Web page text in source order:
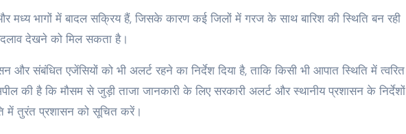
मध्य भागों में बादल सक्रिय हैं, जिसके कारण कई जिलों में गरज के साथ बारिश की स्थिति बन रही
देखने को मिल सकता है।
और संबंधित एजेंसियों को भी अलर्ट रहने का निर्देश दिया है, ताकि किसी भी आपात स्थिति में त्वरित
की है कि मौसम से जुड़ी ताजा जानकारी के लिए सरकारी अलर्ट और स्थानीय प्रशासन के निर्देशों
में तुरंत प्रशासन को सूचित करें।